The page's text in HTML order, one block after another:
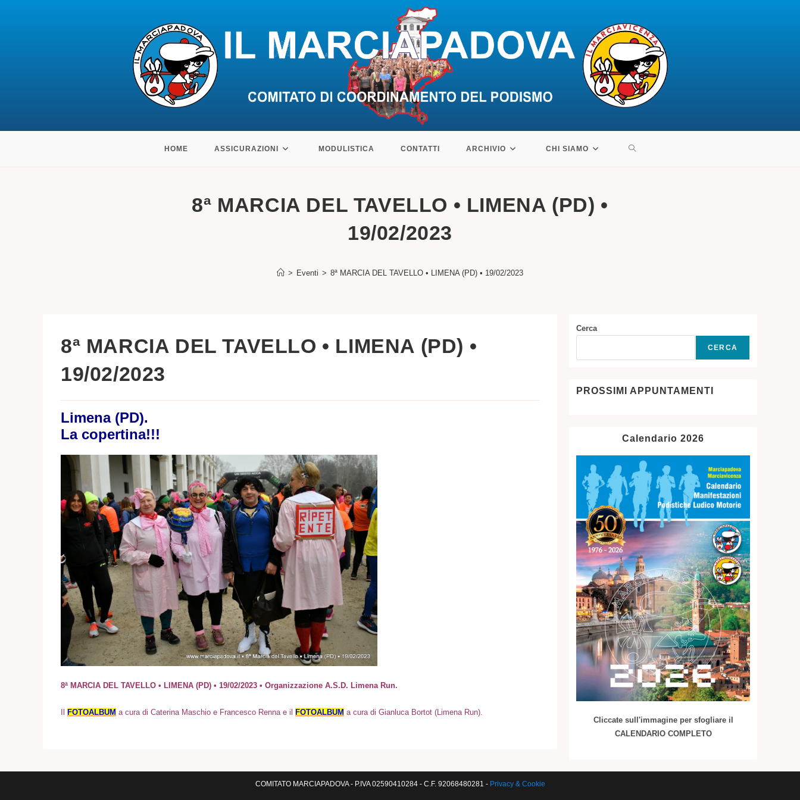
contenuto
HOME ASSICURAZIONI MODULISTICA CONTATTI ARCHIVIO CHI SIAMO ATTIVA/DISATTIVA
8ª MARCIA DEL TAVELLO • LIMENA (PD) •
19/02/2023
> Eventi > 8ª MARCIA DEL TAVELLO • LIMENA (PD) • 19/02/2023
8ª MARCIA DEL TAVELLO • LIMENA (PD) •
19/02/2023
Limena (PD).
La copertina!!!
8ª MARCIA DEL TAVELLO • LIMENA (PD) • 19/02/2023 • Organizzazione A.S.D. Limena Run.
Il FOTOALBUM a cura di Caterina Maschio e Francesco Renna e il FOTOALBUM a cura di Gianluca Bortot (Limena Run)
Cerca
CERCA
PROSSIMI APPUNTAMENTI
Calendario 2026
Cliccate sull'immagine per sfogliare il
CALENDARIO COMPLETO
COMITATO MARCIAPADOVA - P.IVA 02590410284 - C.F. 92068480281 - Privacy & Cookie